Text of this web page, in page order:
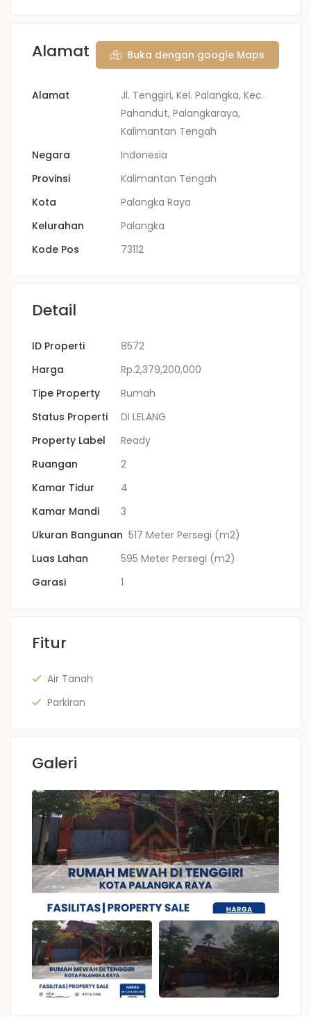
Alamat Buka dengan google Maps
Alamat
Jl. Tenggiri, Kel. Palangka, Kec.
Pahandut, Palangkaraya,
Kalimantan Tengah
Negara
Indonesia
Provinsi
Kalimantan Tengah
Kota
Palangka Raya
Kelurahan
Palangka
Kode Pos
73112
Detail
ID Properti
8572
Harga
Rp.2,379,200,000
Tipe Property
Rumah
Status Properti
DI LELANG
Property Label
Ready
Ruangan
2
Kamar Tidur
4
Kamar Mandi
3
Ukuran Bangunan 517 Meter Persegi (m2)
Luas Lahan
595 Meter Persegi (m2)
Garasi
1
Fitur
Air Tanah
Parkiran
Galeri